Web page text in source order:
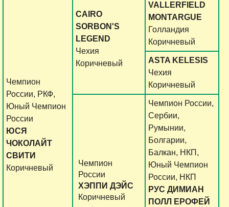
Чемпион
России, РКФ,
Юный Чемпион
России
ЮСЯ
ЧОКОЛАЙТ
СВИТИ
Коричневый
CAIRO
SORBON'S
LEGEND
Чехия
Коричневый
VALLERFIELD
MONTARGUE
Голландия
Коричневый
ASTA KELESIS
Чехия
Коричневый
Чемпион
России
ХЭППИ ДЭЙС
Коричневый
Чемпион России,
Сербии,
Румынии,
Болгарии,
Балкан, НКП,
Юный Чемпион
России, НКП
РУС ДИМИАН
ПОЛЛ ЕРОФЕЙ